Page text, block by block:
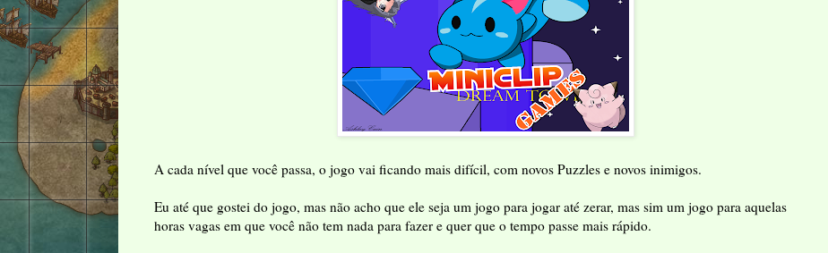
A cada nível que você passa, o jogo vai ficando mais difícil, com novos Puzzles e novos inimigos.
Eu até que gostei do jogo, mas não acho que ele seja um jogo para jogar até zerar, mas sim um jogo para aquelas
horas vagas em que você não tem nada para fazer e quer que o tempo passe mais rápido.